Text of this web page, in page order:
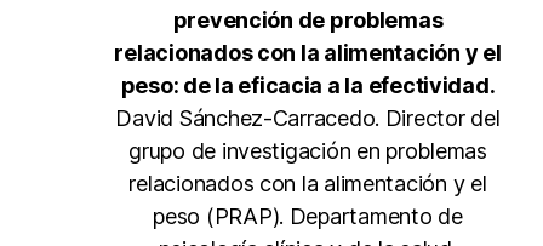
prevención de problemas
relacionados con la alimentación y el
peso: de la eficacia a la efectividad.
David Sánchez-Carracedo. Director del
grupo de investigación en problemas
relacionados con la alimentación y el
peso (PRAP). Departamento de